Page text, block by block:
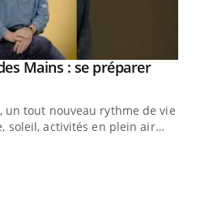
Mains : se préparer
tout nouveau rythme de vie !
soleil, activités en plein air…